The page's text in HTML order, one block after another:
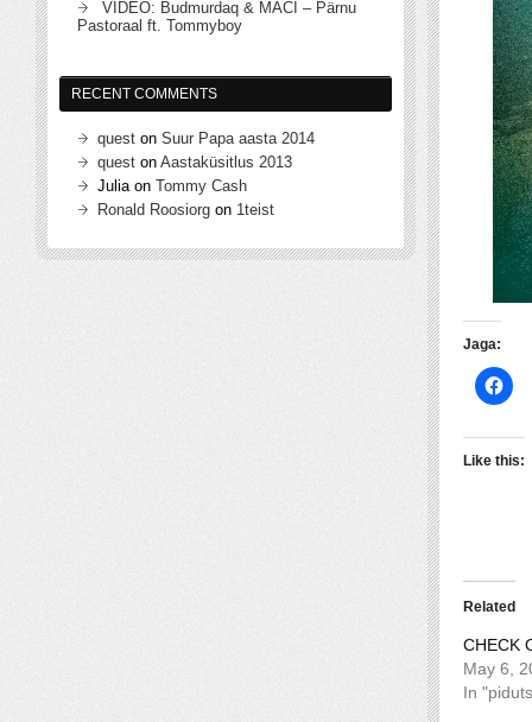
Jaga:
Like this:
Related
CHECK
May 6,
In
VIDEO: Budmurdaq & MACI – Pärnu
Pastoraal ft. Tommyboy
RECENT COMMENTS
quest on Suur Papa aasta 2014
quest on Aastaküsitlus 2013
Juliaon Tommy Cash
Ronald Roosiorg on 1teist